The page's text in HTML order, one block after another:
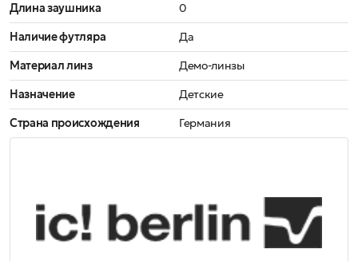
Длина заушника
0
Наличие футляра
Да
Материал линз
Демо-линзы
Назначение
Детские
Страна происхождения
Германия